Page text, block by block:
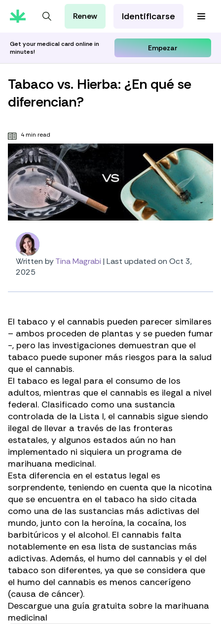
Orientación Cannábica
Aprenda con Leafwell
Renew Identificarse
Get your medical card online in
minutes!
Empezar
Tabaco vs. Hierba: ¿En qué se
diferencian?
4 min read
Written byTina Magrabi | Last updated on Oct 3,
2025
El tabaco y el cannabis pueden parecer similares
– ambos proceden de plantas y se pueden fumar
-, pero las investigaciones demuestran que el
tabaco puede suponer más riesgos para la salud
que el cannabis.
El tabaco es legal para el consumo de los
adultos, mientras que el cannabis es ilegal a nivel
federal. Clasificado como una sustancia
controlada de la Lista I, el cannabis sigue siendo
ilegal de llevar a través de las fronteras
estatales, y algunos estados aún no han
implementado ni siquiera un programa de
marihuana medicinal.
Esta diferencia en el estatus legal es
sorprendente, teniendo en cuenta que la nicotina
que se encuentra en el tabaco ha sido citada
como una de las sustancias más adictivas del
mundo, junto con la heroína, la cocaína, los
barbitúricos y el alcohol. El cannabis falta
notablemente en esa lista de sustancias más
adictivas. Además, el humo del cannabis y el del
tabaco son diferentes, ya que se considera que
el humo del cannabis es menos cancerígeno
(causa de cáncer).
Descargue una guía gratuita sobre la marihuana
medicinal